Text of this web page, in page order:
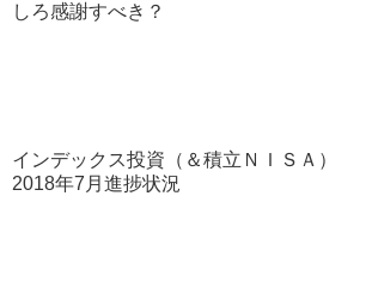
しろ感謝すべき？
インデックス投資（＆積立ＮＩＳＡ）
2018年7月進捗状況